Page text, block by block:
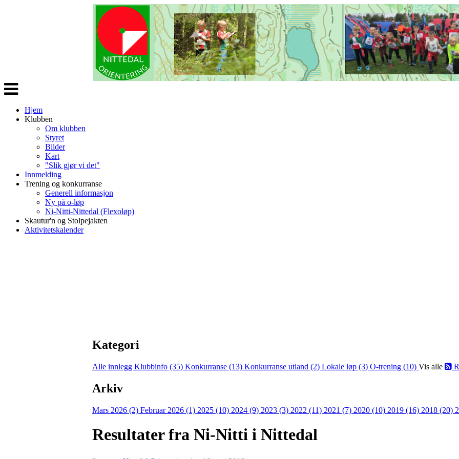
Veksle
navigasjon
Hjem
Klubben
Om klubben
Styret
Bilder
Kart
"Slik gjør vi det"
Innmelding
Trening og konkurranse
Generell informasjon
Ny på o-løp
Ni-Nitti-Nittedal (Flexoløp)
Skautur'n og Stolpejakten
Aktivitetskalender
Kategori
Alle innlegg Klubbinfo (35) Konkurranse (13) Konkurranse utland (2) Lokale løp (3) O-trening (10) Vis alle
Arkiv
Mars 2026 (2) Februar 2026 (1) 2025 (10) 2024 (9) 2023 (3) 2022 (11) 2021 (7) 2020 (10) 2019 (16) 2018 (20)
Resultater fra Ni-Nitti i Nittedal